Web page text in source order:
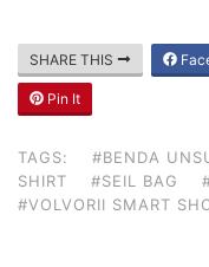
SHARE THIS
Pin It
TAGS: #BENDA
SHIRT
#SEIL BAG
#VOLVORII SMART